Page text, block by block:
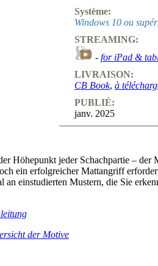
Système:
Windows 10 ou
STREAMING:
- for iPad &
LIVRAISON:
CB Book, à
PUBLIÉ:
janv. 2025
Höhepunkt jeder Schachpartie – der
ein erfolgreicher Mattangriff
an einstudierten Mustern, die Sie
der Motive